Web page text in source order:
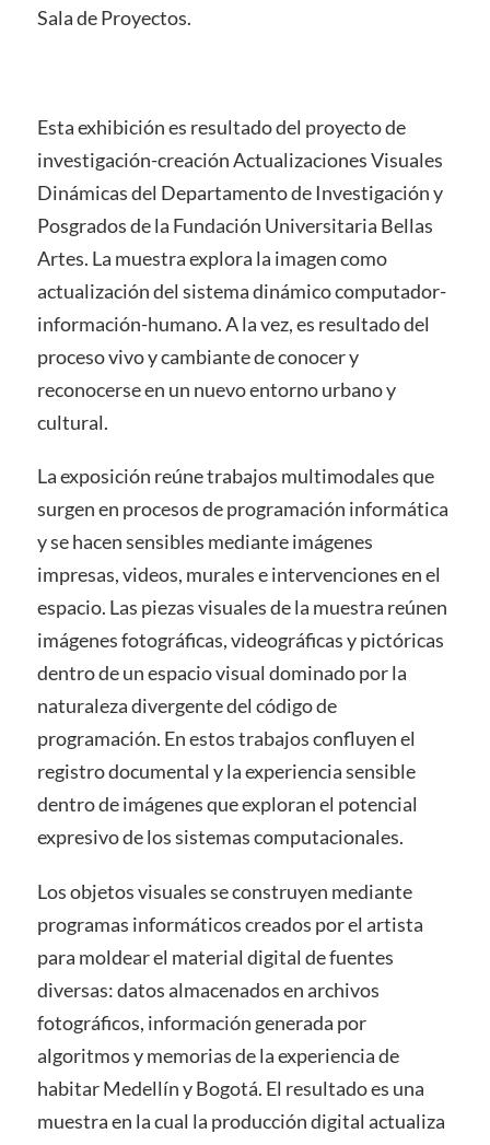
Sala de Proyectos.
Esta exhibición es resultado del proyecto de
investigación-creación Actualizaciones Visuales
Dinámicas del Departamento de Investigación y
Posgrados de la Fundación Universitaria Bellas
Artes. La muestra explora la imagen como
actualización del sistema dinámico computador-
información-humano. A la vez, es resultado del
proceso vivo y cambiante de conocer y
reconocerse en un nuevo entorno urbano y
cultural.
La exposición reúne trabajos multimodales que
surgen en procesos de programación informática
y se hacen sensibles mediante imágenes
impresas, videos, murales e intervenciones en el
espacio. Las piezas visuales de la muestra reúnen
imágenes fotográficas, videográficas y pictóricas
dentro de un espacio visual dominado por la
naturaleza divergente del código de
programación. En estos trabajos confluyen el
registro documental y la experiencia sensible
dentro de imágenes que exploran el potencial
expresivo de los sistemas computacionales.
Los objetos visuales se construyen mediante
programas informáticos creados por el artista
para moldear el material digital de fuentes
diversas: datos almacenados en archivos
fotográficos, información generada por
algoritmos y memorias de la experiencia de
habitar Medellín y Bogotá. El resultado es una
muestra en la cual la producción digital actualiza